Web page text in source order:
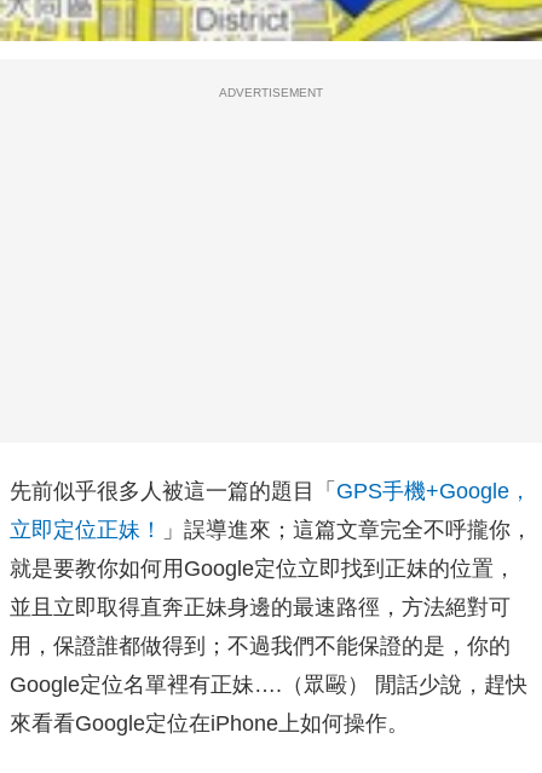
ADVERTISEMENT
先前似乎很多人被這一篇的題目「 GPS手機+Google，
立即定位正妹！
」誤導進來；這篇文章完全不呼攏你，
就是要教你如何用Google定位立即找到正妹的位置，
並且立即取得直奔正妹身邊的最速路徑，方法絕對可
用，保證誰都做得到；不過我們不能保證的是，你的
Google定位名單裡有正妹….（眾毆） 閒話少說，趕快
來看看Google定位在iPhone上如何操作。